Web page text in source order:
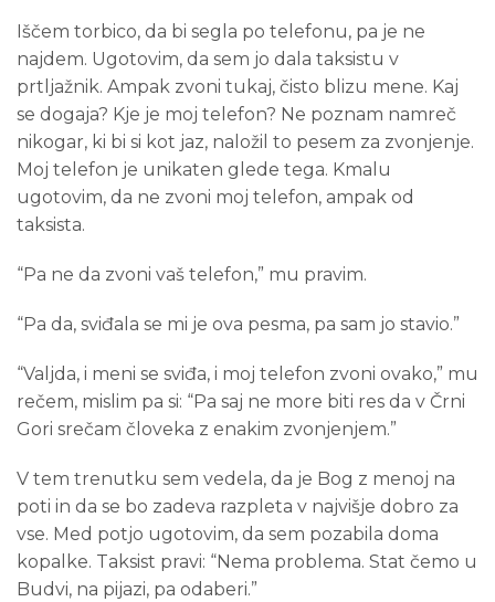
Iščem torbico, da bi segla po telefonu, pa je ne
najdem. Ugotovim, da sem jo dala taksistu v
prtljažnik. Ampak zvoni tukaj, čisto blizu mene. Kaj
se dogaja? Kje je moj telefon? Ne poznam namreč
nikogar, ki bi si kot jaz, naložil to pesem za zvonjenje.
Moj telefon je unikaten glede tega. Kmalu
ugotovim, da ne zvoni moj telefon, ampak od
taksista.
“Pa ne da zvoni vaš telefon,” mu pravim.
“Pa da, sviđala se mi je ova pesma, pa sam jo stavio.”
“Valjda, i meni se sviđa, i moj telefon zvoni ovako,” mu
rečem, mislim pa si: “Pa saj ne more biti res da v Črni
Gori srečam človeka z enakim zvonjenjem.”
V tem trenutku sem vedela, da je Bog z menoj na
poti in da se bo zadeva razpleta v najvišje dobro za
vse. Med potjo ugotovim, da sem pozabila doma
kopalke. Taksist pravi: “Nema problema. Stat čemo u
Budvi, na pijazi, pa odaberi.”